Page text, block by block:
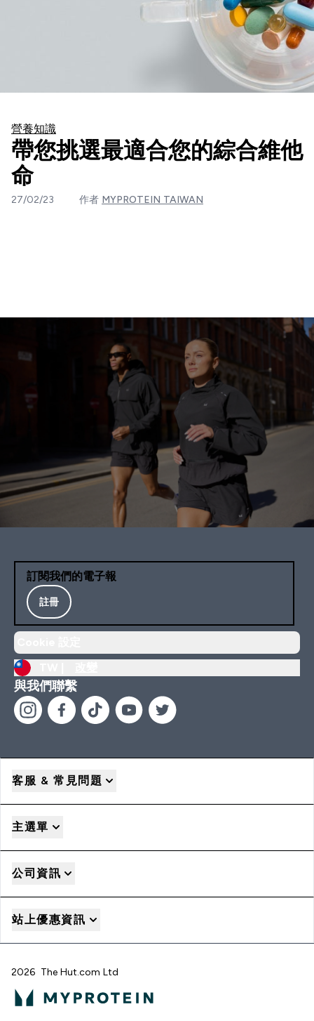
營養知識
帶您挑選最適合您的綜合維他
命
27/02/23 作者 MYPROTEIN TAIWAN
訂閱我們的電子報
註冊
與我們聯繫
客服 & 常見問題
主選單
公司資訊
站上優惠資訊
2026 The Hut.com Ltd